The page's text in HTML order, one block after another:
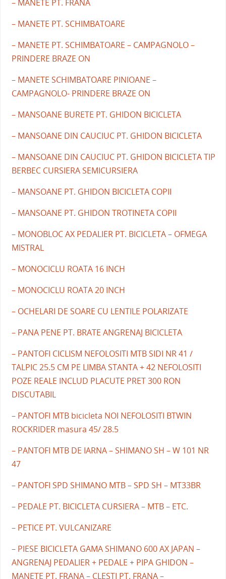
– MANETE PT. FRANA
– MANETE PT. SCHIMBATOARE
– MANETE PT. SCHIMBATOARE – CAMPAGNOLO –
PRINDERE BRAZE ON
– MANETE SCHIMBATOARE PINIOANE –
CAMPAGNOLO- PRINDERE BRAZE ON
– MANSOANE BURETE PT. GHIDON BICICLETA
– MANSOANE DIN CAUCIUC PT. GHIDON BICICLETA
– MANSOANE DIN CAUCIUC PT. GHIDON BICICLETA TIP
BERBEC CURSIERA SEMICURSIERA
– MANSOANE PT. GHIDON BICICLETA COPII
– MANSOANE PT. GHIDON TROTINETA COPII
– MONOBLOC AX PEDALIER PT. BICICLETA – OFMEGA
MISTRAL
– MONOCICLU ROATA 16 INCH
– MONOCICLU ROATA 20 INCH
– OCHELARI DE SOARE CU LENTILE POLARIZATE
– PANA PENE PT. BRATE ANGRENAJ BICICLETA
– PANTOFI CICLISM NEFOLOSITI MTB SIDI NR 41 /
TALPIC 25.5 CM PE LIMBA STANTA + 42 NEFOLOSITI
POZE REALE INCLUD PLACUTE PRET 300 RON
DISCUTABIL
– PANTOFI MTB bicicleta NOI NEFOLOSITI BTWIN
ROCKRIDER masura 45/ 28.5
– PANTOFI MTB DE IARNA – SHIMANO SH – W 101 NR
47
– PANTOFI SPD SHIMANO MTB – SPD SH – MT33BR
– PEDALE PT. BICICLETA CURSIERA – MTB – ETC.
– PETICE PT. VULCANIZARE
– PIESE BICICLETA GAMA SHIMANO 600 AX JAPAN –
ANGRENAJ PEDALIER + PEDALE + PIPA GHIDON –
MANETE PT. FRANA – CLESTI PT. FRANA –